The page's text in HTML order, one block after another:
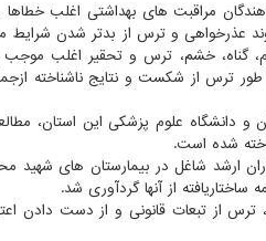
مراقبت های بهداشتی اغلب خطاها
عذرخواهی و ترس از بدتر شدن
خشم، ترس و تحقیر اغلب موجب
ترس از شکست و نتایج ناشناخته ازجمله
و دانشگاه علوم پزشکی این استان،
شده است.
ارشد شاغل در بیمارستان های
ساختاریافته از آنها گردآوری شد.
ترس از تبعات قانونی و از دست دادن